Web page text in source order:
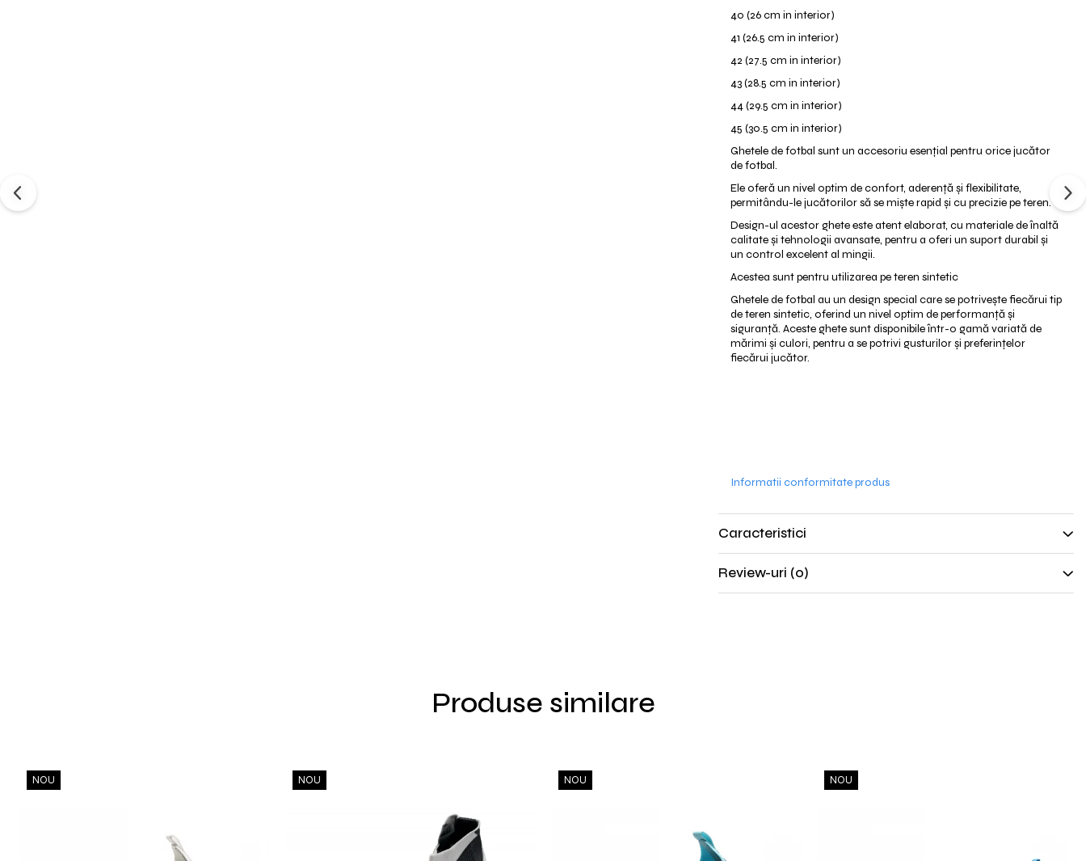
40 (26 cm in interior)
41 (26.5 cm in interior)
42 (27.5 cm in interior)
43 (28.5 cm in interior)
44 (29.5 cm in interior)
45 (30.5 cm in interior)
Ghetele de fotbal sunt un accesoriu esențial pentru orice jucător
de fotbal.
Ele oferă un nivel optim de confort, aderență și flexibilitate,
permitându-le jucătorilor să se miște rapid și cu precizie pe teren.
Design-ul acestor ghete este atent elaborat, cu materiale de înaltă
calitate și tehnologii avansate, pentru a oferi un suport durabil și
un control excelent al mingii.
Acestea sunt pentru utilizarea pe teren sintetic
Ghetele de fotbal au un design special care se potrivește fiecărui tip
de teren sintetic, oferind un nivel optim de performanță și
siguranță. Aceste ghete sunt disponibile într-o gamă variată de
mărimi și culori, pentru a se potrivi gusturilor și preferințelor
fiecărui jucător.
Informatii conformitate produs
Caracteristici
Review-uri (0)
Produse similare
NOU NOU NOU NOU